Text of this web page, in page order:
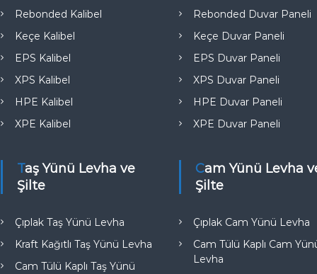
k
y
e
Rebonded Kalibel
Keçe Kalibel
EPS Kalibel
XPS Kalibel
HPE Kalibel
XPE Kalibel
Taş Yünü Levha ve
Şilte
Çıplak Taş Yünü Levha
Kraft Kağıtlı Taş Yünü Levha
Cam Tülü Kaplı Taş Yünü
Rebonded Duvar Paneli
Keçe Duvar Paneli
EPS Duvar Paneli
XPS Duvar Paneli
HPE Duvar Paneli
XPE Duvar Paneli
Cam Yünü Levha ve
Şilte
Çıplak Cam Yünü Levha
Cam Tülü Kaplı Cam
Levha